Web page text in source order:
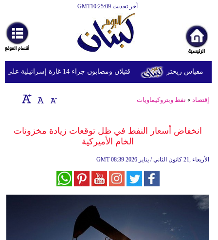
آخر تحديث GMT10:25:09
أخبارعاجلة
رياضة
ثقافة
إقتصاد
وموسيقى
قتيلان ومصابون جراء 14 غارة إسرائيلية على شرق وجنوب لبنان
إقتصاد » نفط وبتروكيماويات
انخفاض أسعار النفط في ظل توقعات زيادة مخزونات
الخام الأميركية
GMT 08:39 2026 الأربعاء ,21 كانون الثاني / يناير